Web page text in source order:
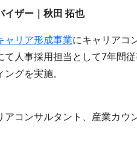
イザー｜秋田 拓也
ャリア形成事業にキャリアコ
て人事採用担当として7年間
グを実施。
アコンサルタント、産業カ